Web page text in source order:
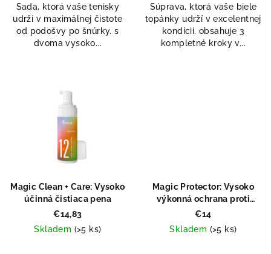
Sada, ktorá vaše tenisky
udrží v maximálnej čistote
od podošvy po šnúrky. s
dvoma vysoko...
z
5
hviezdičiek.
Súprava, ktorá vaše biele
topánky udrží v excelentnej
kondícii. obsahuje 3
kompletné kroky v...
Magic Clean + Care: Vysoko
účinná čistiaca pena
€14,83
Skladem (>5 ks)
Magic Protector: Vysoko
výkonná ochrana proti
vlhkosti a špine
€14
Skladem (>5 ks)